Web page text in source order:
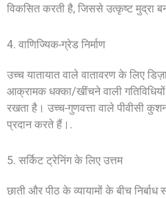
विकसित करती है, जिससे उत्कृष्ट मुद्रा
4. वाणिज्यिक-ग्रेड निर्माण
उच्च यातायात वाले वातावरण के लिए
आक्रामक धक्का/खींचने वाली
रखता है। उच्च-गुणवत्ता वाले पीवीसी
प्रदान करते हैं।.
5. सर्किट ट्रेनिंग के लिए उत्तम
छाती और पीठ के व्यायामों के बीच